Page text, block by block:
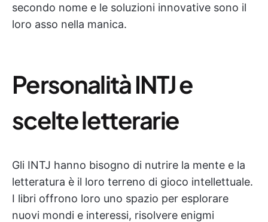
secondo nome e le soluzioni innovative sono il
loro asso nella manica.
Personalità INTJ e
scelte letterarie
Gli INTJ hanno bisogno di nutrire la mente e la
letteratura è il loro terreno di gioco intellettuale.
I libri offrono loro uno spazio per esplorare
nuovi mondi e interessi, risolvere enigmi